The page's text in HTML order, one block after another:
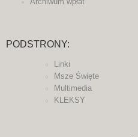
PODSTRONY:
Linki
Msze Święte
Multimedia
KLEKSY